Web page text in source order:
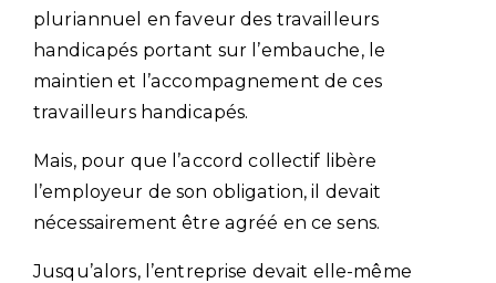
pluriannuel en faveur des travailleurs
handicapés portant sur l’embauche, le
maintien et l’accompagnement de ces
travailleurs handicapés.
Mais, pour que l’accord collectif libère
l’employeur de son obligation, il devait
nécessairement être agréé en ce sens.
Jusqu’alors, l’entreprise devait elle-même